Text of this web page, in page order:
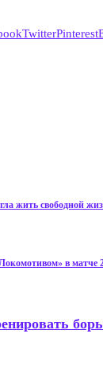
TwitterPinterest
жить свободной
в матче